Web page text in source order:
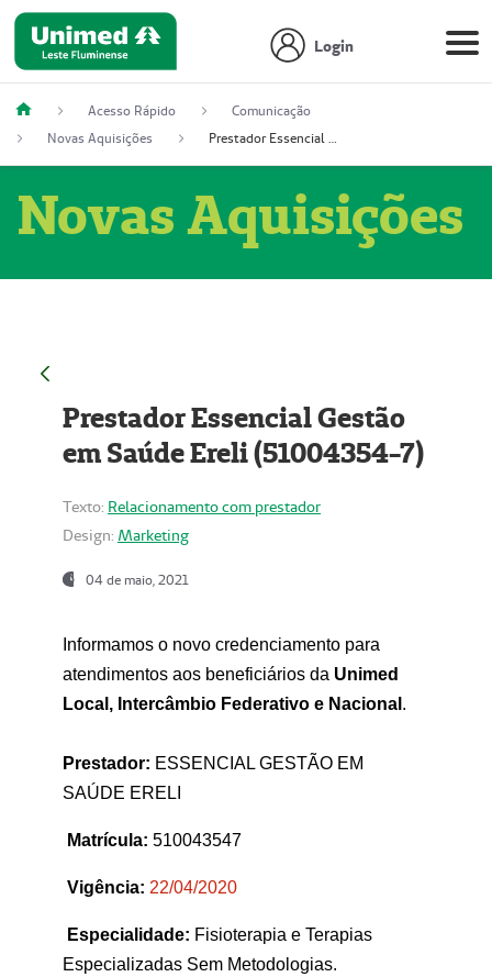
Login
Acesso Rápido
Comunicação
Novas Aquisições
Prestador Essencial Gestão em Saúde Ereli (51004354-7)
Novas Aquisições
Prestador Essencial Gestão
em Saúde Ereli (51004354-7)
Texto: Relacionamento com prestador
Design: Marketing
04 de maio, 2021
Informamos o novo credenciamento para
atendimentos aos beneficiários da Unimed
Local, Intercâmbio Federativo e Nacional .
Prestador: ESSENCIAL GESTÃO EM
SAÚDE ERELI
Matrícula: 510043547
Vigência: 22/04/2020
Especialidade: Fisioterapia e Terapias
Especializadas Sem Metodologias.